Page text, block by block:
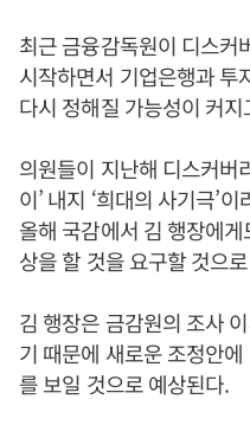
최근 금융감독원이 디스커
시작하면서 기업은행과 투
다시 정해질 가능성이 커지
의원들이 지난해 디스커버
이’ 내지 ‘희대의 사기극’
올해 국감에서 김 행장에
상을 할 것을 요구할 것으
김 행장은 금감원의 조사
기 때문에 새로운 조정안
를 보일 것으로 예상된다.